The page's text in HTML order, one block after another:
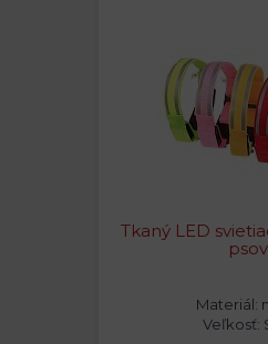
Tkaný LED
psov
Materiál:
Veľkosť: